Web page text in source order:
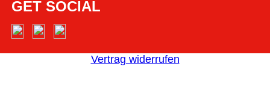
GET SOCIAL
Vertrag widerrufen